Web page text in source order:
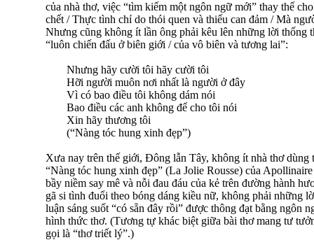
của nhà thơ, việc “tìm kiếm một ngôn ngữ mới” thay thế
chết / Thực tình chỉ do thói quen và thiếu can đảm / Mà
Nhưng cũng không ít lần ông phải kêu lên những lời thống
“luôn chiến đấu ở biên giới / của vô biên và tương lai”:
Nhưng hãy cười tôi hãy cười tôi
Hỡi người muôn nơi nhất là người ở đây
Vì có bao điều tôi không dám nói
Bao điều các anh không để cho tôi nói
Xin hãy thương tôi
(“Nàng tóc hung xinh đẹp”)
Xưa nay trên thế giới, Đông lẫn Tây, không ít nhà thơ dùng
“Nàng tóc hung xinh đẹp” (La Jolie Rousse) của
bầy niềm say mê và nỗi đau đáu của kẻ trên đường hành
gã si tình đuổi theo bóng dáng kiều nữ, không phải những
luận sáng suốt “có sẵn đây rồi” được thông đạt bằng ngôn
hình thức thơ. (Tương tự khác biệt giữa bài thơ mang tư
gọi là “thơ triết lý”.)